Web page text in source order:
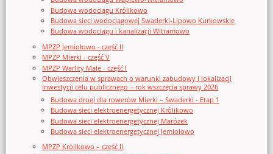
Budowa wodociągu Królikowo
Budowa sieci wodociągowej Swaderki-Lipowo Kurkowskie
Budowa wodociągu i kanalizacji Witramowo
MPZP Jemiołowo - część II
MPZP Mierki - część V
MPZP Warlity Małe - część I
Obwieszczenia w sprawach o warunki zabudowy i lokalizacji
inwestycji celu publicznego – rok wszczęcia sprawy 2026
Budowa drogi dla rowerów Mierki – Swaderki - Etap 1
Budowa sieci elektroenergetycznej Królikowo
Budowa sieci elektroenergetycznej Marózek
Budowa sieci elektroenergetycznej Jemiołowo
MPZP Królikowo – część II